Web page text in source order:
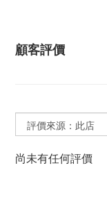
顧客評價
尚未有任何評價